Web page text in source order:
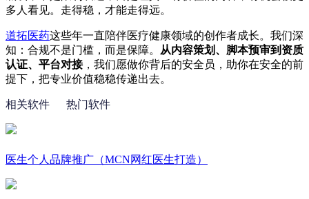
多人看见。走得稳，才能走得远。
道拓医药这些年一直陪伴医疗健康领域的创作者成长。我们深
知：合规不是门槛，而是保障。
从内容策划、脚本预审到资质
认证、平台对接，我们愿做你背后的安全员，助你在安全的前
提下，把专业价值稳稳传递出去。
相关软件 热门软件
医生个人品牌推广（MCN网红医生打造）